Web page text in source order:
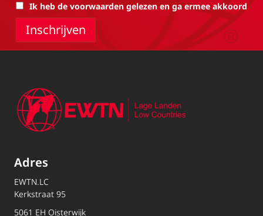
Ik heb de voorwaarden gelezen en ga ermee akkoord
Adres
EWTN.LC
Kerkstraat 95
5061 EH Oisterwijk